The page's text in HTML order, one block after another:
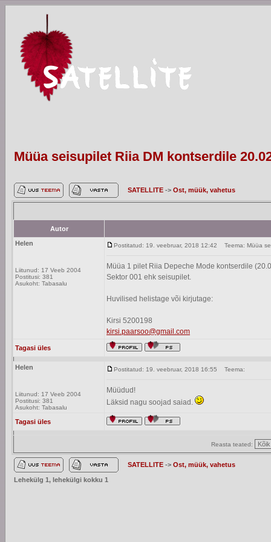
Müüa seisupilet Riia DM kontserdile
SATELLITE -> Ost, müük, vahetus
Autor
Helen
Liitunud: 17 Veeb 2004
Postitusi: 381
Asukoht: Tabasalu
Postitatud: 19. veebruar, 2018 12:42 Teema: Müüa
Müüa 1 pilet Riia Depeche Mode kontserdile
Sektor 001 ehk seisupilet.
Huvilised helistage või kirjutage:
Kirsi 5200198
kirsi.paarsoo@gmail.com
Tagasi üles
Helen
Liitunud: 17 Veeb 2004
Postitusi: 381
Asukoht: Tabasalu
Postitatud: 19. veebruar, 2018 16:55 Teema:
Müüdud!
Läksid nagu soojad saiad.
Tagasi üles
Reasta teated:
SATELLITE -> Ost, müük, vahetus
Lehekülg 1, lehekülgi kokku 1